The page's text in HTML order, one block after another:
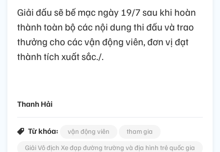
Giải đấu sẽ bế mạc ngày 19/7 sau khi hoàn
thành toàn bộ các nội dung thi đấu và trao
thưởng cho các vận động viên, đơn vị đạt
thành tích xuất sắc./.
Thanh Hải
Từ khóa: vận động viên
tham gia
Giải Vô địch Xe đạp đường trường và địa hình trẻ quốc gia